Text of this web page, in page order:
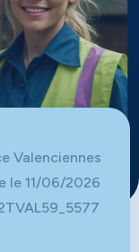
Valenciennes
le 11/06/2026